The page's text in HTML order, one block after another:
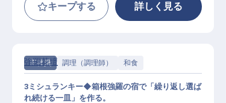
キープする 詳しく見る
正社員 調理（調理師） 和食
強羅花壇
3ミシュランキー◆箱根強羅の宿で「繰り返し選ば
れ続ける一皿」を作る。